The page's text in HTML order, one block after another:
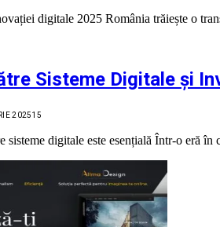
digitale 2025 România trăiește o
Sisteme Digitale și
202515
sisteme digitale este esențială Într-o eră